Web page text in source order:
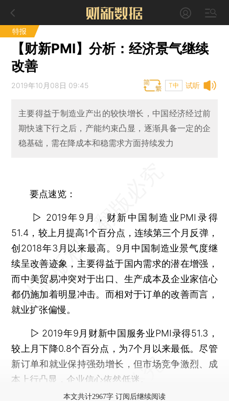
特报
【财新PMI】分析：经济景气继续
改善
试听
2019年10月08日 09:45 T中
主要得益于制造业产出的较快增长，中国经济经过前
期快速下行之后，产能约束凸显，逐渐具备一定的企
稳基础，需在降成本和稳需求方面持续发力
要点速览：
▷ 2019年9月，财新中国制造业PMI录得
51.4，较上月提高1个百分点，连续第三个月反弹，
创2018年3月以来最高。9月中国制造业景气度继
续呈改善迹象，主要得益于国内需求的潜在增强，
而中美贸易冲突对于出口、生产成本及企业家信心
都仍施加着明显冲击。而相对于订单的改善而言，
就业扩张偏慢。
▷ 2019年9月财新中国服务业PMI录得51.3，
较上月下降0.8个百分点，为7个月以来最低。尽管
新订单和就业保持强劲增长，但市场竞争激烈、成
本上行凸显，企业信心依然低迷。
本文共计2967字 订阅后继续阅读